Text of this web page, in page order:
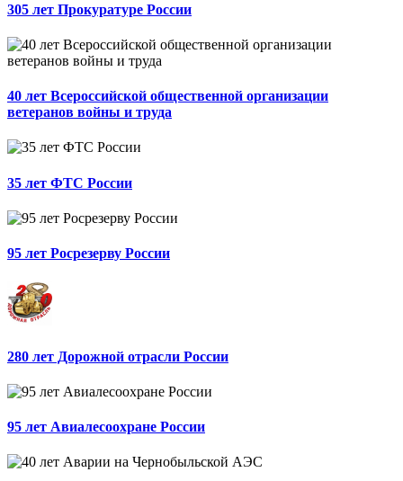
305 лет Прокуратуре России
40 лет Всероссийской общественной организации
ветеранов войны и труда
35 лет ФТС России
95 лет Росрезерву России
280 лет Дорожной отрасли России
95 лет Авиалесоохране России